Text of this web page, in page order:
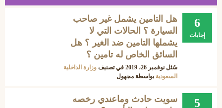
6
إجابات
هل التامين يشمل غير صاحب
السيارة ؟ الحالات التي لا
يشملها التامين ضد الغير ؟ هل
السائق الخاص له تامين ؟
سُئل نوفمبر 26، 2019 في تصنيف وزارة الداخلية
السعودية بواسطة مجهول
5
سويت حادث وماعندي رخصه